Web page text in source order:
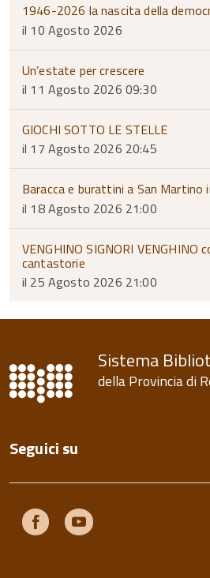
1946-2026 la nascita della
il 10 Agosto 2026
Un’estate per crescere
il 11 Agosto 2026 09:30
GIOCHI SOTTO LE STELLE
il 17 Agosto 2026 20:45
Baracca e burattini a San Martino
il 18 Agosto 2026 21:00
VENGHINO SIGNORI VENGHINO
cantastorie
il 25 Agosto 2026 21:00
Sistema
della Provincia di
Seguici su
Facebook